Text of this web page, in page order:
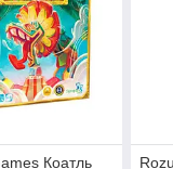
Коатль